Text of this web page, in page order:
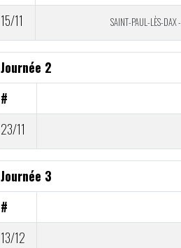
15/11
SAINT-PAUL-LÈS-DAX -
Journée 2
#
23/11
Journée 3
#
13/12